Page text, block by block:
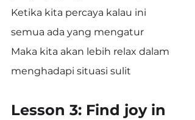
Ketika kita percaya kalau ini
semua ada yang mengatur
Maka kita akan lebih relax dalam
menghadapi situasi sulit
Lesson 3: Find joy in